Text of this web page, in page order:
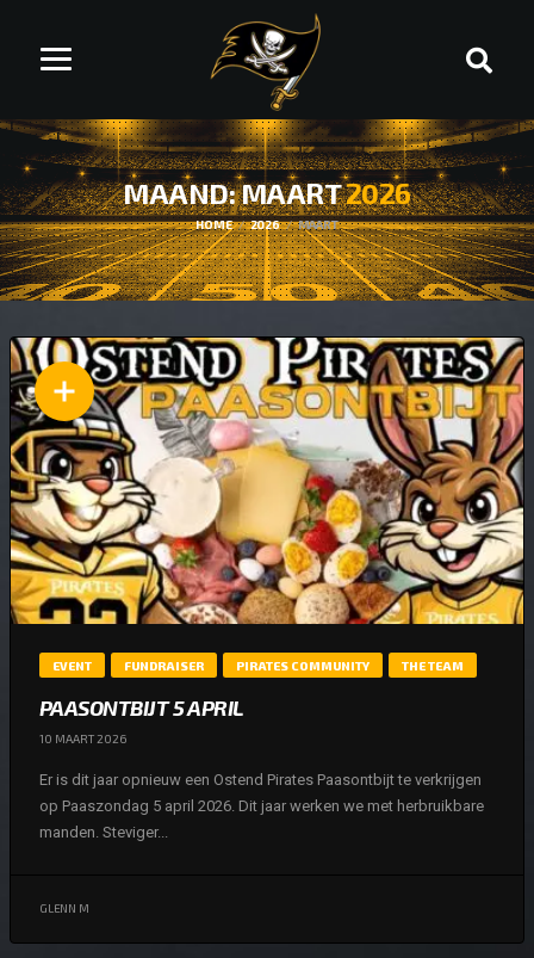
MAAND: MAART2026
HOME 2026 MAART
EVENT FUNDRAISER PIRATES COMMUNITY THE TEAM
PAASONTBIJT 5 APRIL
10 MAART 2026
Er is dit jaar opnieuw een Ostend Pirates Paasontbijt te verkrijgen
op Paaszondag 5 april 2026. Dit jaar werken we met herbruikbare
manden. Steviger...
GLENN M